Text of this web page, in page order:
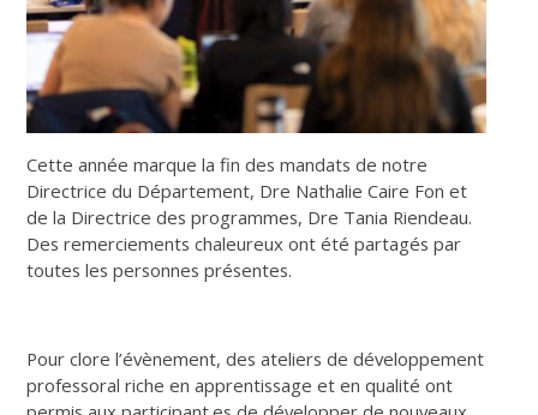
Cette année marque la fin des mandats de notre
Directrice du Département, Dre Nathalie Caire Fon et
de la Directrice des programmes, Dre Tania Riendeau.
Des remerciements chaleureux ont été partagés par
toutes les personnes présentes.
Pour clore l’évènement, des ateliers de développement
professoral riche en apprentissage et en qualité ont